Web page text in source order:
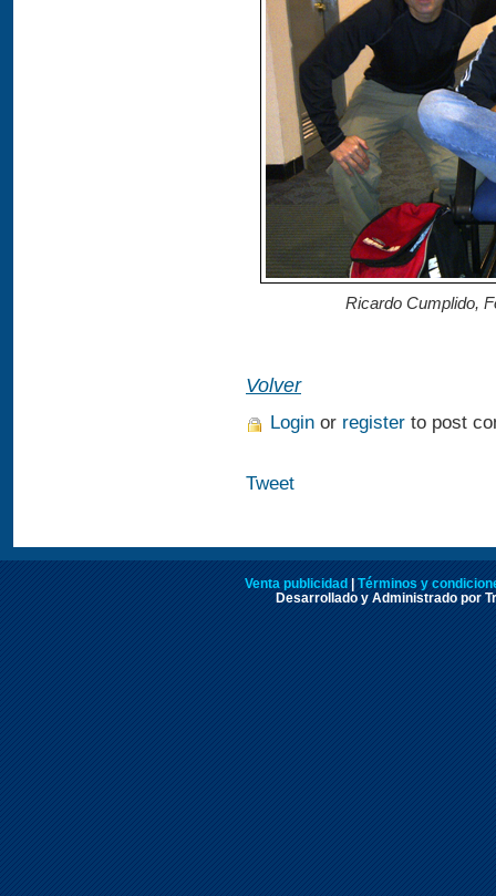
Ricardo Cumplido,
Volver
Login or register to post
Tweet
Venta publicidad
Términos y
Desarrollado y Administrado por